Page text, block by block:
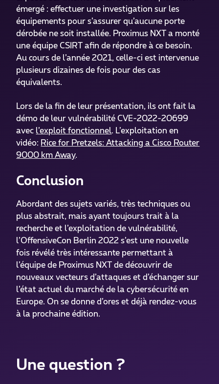
émergé : effectuer une investigation sur les
équipements pour s’assurer qu’aucune porte
dérobée ne soit installée. Proximus NXT a monté
une équipe CSIRT afin de répondre à ce besoin.
Au cours de l’année 2021, celle-ci est intervenue
plusieurs dizaines de fois pour des cas
équivalents.
Lors de la fin de leur présentation, ils ont fait la
démo de leur vulnérabilité CVE-2022-20699
avec l’exploit fonctionnel. L’exploitation en
vidéo: Rice for Pretzels: Attacking a Cisco Router
9000 km Away.
Conclusion
Abordant des sujets variés, très techniques ou
plus abstrait, mais ayant toujours trait à la
recherche et l’exploitation de vulnérabilité,
l’OffensiveCon Berlin 2022 s’est une nouvelle
fois révélé très intéressante permettant à
l’équipe de Proximus NXT de découvrir de
nouveaux vecteurs d’attaques et d’échanger sur
l’état actuel du marché de la cybersécurité en
Europe. On se donne d’ores et déjà rendez-vous
à la prochaine édition.
Une question ?